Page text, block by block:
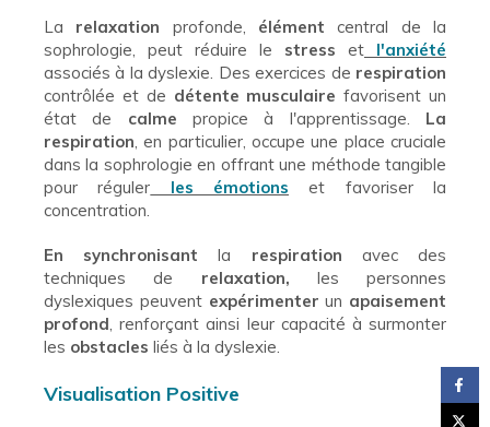
La relaxation profonde, élément central de la
sophrologie, peut réduire le stress et l'anxiété
associés à la dyslexie. Des exercices de respiration
contrôlée et de détente musculaire favorisent un
état de calme propice à l'apprentissage. La
respiration, en particulier, occupe une place cruciale
dans la sophrologie en offrant une méthode tangible
pour réguler les émotions et favoriser la
concentration.
En synchronisant la respiration avec des
techniques de relaxation, les personnes
dyslexiques peuventexpérimenter un apaisement
profond, renforçant ainsi leur capacité à surmonter
les obstacles liés à la dyslexie.
Visualisation Positive